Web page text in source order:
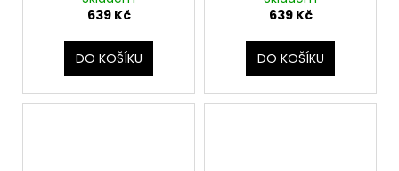
639 Kč
DO KOŠÍKU
639 Kč
DO KOŠÍKU